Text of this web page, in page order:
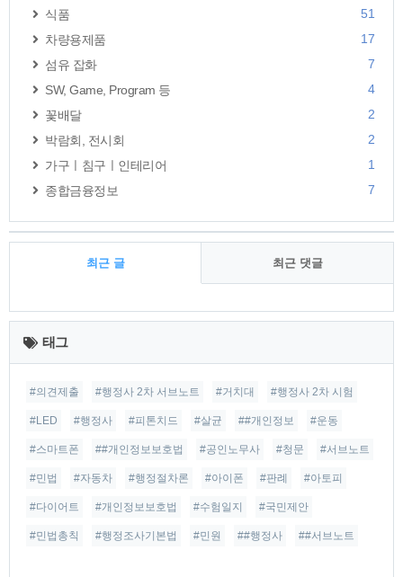
식품
51
차량용제품
17
섬유 잡화
7
SW, Game, Program 등
4
꽃배달
2
박람회, 전시회
2
가구ㅣ침구ㅣ인테리어
1
종합금융정보
7
최근 글 최근 댓글
최
근
글
태그
#의견제출 #행정사 2차 서브노트 #거치대 #행정사 2차 시험
#LED #행정사 #피톤치드 #살균 ##개인정보 #운동
#스마트폰 ##개인정보보호법 #공인노무사 #청문 #서브노트
#민법 #자동차 #행정절차론 #아이폰 #판례 #아토피
#다이어트 #개인정보보호법 #수험일지 #국민제안
#민법총칙 #행정조사기본법 #민원 ##행정사 ##서브노트